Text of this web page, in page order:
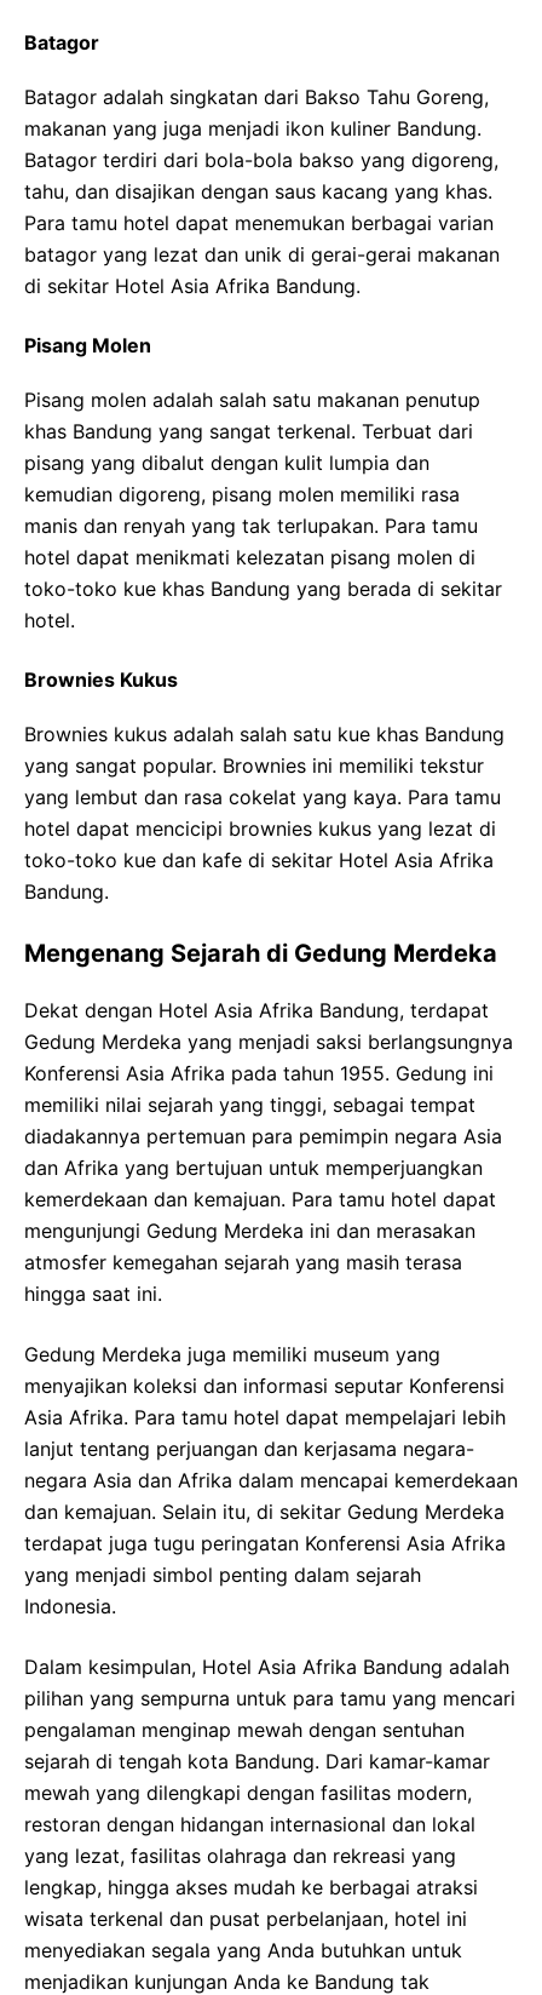
Batagor
Batagor adalah singkatan dari Bakso Tahu Goreng,
makanan yang juga menjadi ikon kuliner Bandung.
Batagor terdiri dari bola-bola bakso yang digoreng,
tahu, dan disajikan dengan saus kacang yang khas.
Para tamu hotel dapat menemukan berbagai varian
batagor yang lezat dan unik di gerai-gerai makanan
di sekitar Hotel Asia Afrika Bandung.
Pisang Molen
Pisang molen adalah salah satu makanan penutup
khas Bandung yang sangat terkenal. Terbuat dari
pisang yang dibalut dengan kulit lumpia dan
kemudian digoreng, pisang molen memiliki rasa
manis dan renyah yang tak terlupakan. Para tamu
hotel dapat menikmati kelezatan pisang molen di
toko-toko kue khas Bandung yang berada di sekitar
hotel.
Brownies Kukus
Brownies kukus adalah salah satu kue khas Bandung
yang sangat popular. Brownies ini memiliki tekstur
yang lembut dan rasa cokelat yang kaya. Para tamu
hotel dapat mencicipi brownies kukus yang lezat di
toko-toko kue dan kafe di sekitar Hotel Asia Afrika
Bandung.
Mengenang Sejarah di Gedung Merdeka
Dekat dengan Hotel Asia Afrika Bandung, terdapat
Gedung Merdeka yang menjadi saksi berlangsungnya
Konferensi Asia Afrika pada tahun 1955. Gedung ini
memiliki nilai sejarah yang tinggi, sebagai tempat
diadakannya pertemuan para pemimpin negara Asia
dan Afrika yang bertujuan untuk memperjuangkan
kemerdekaan dan kemajuan. Para tamu hotel dapat
mengunjungi Gedung Merdeka ini dan merasakan
atmosfer kemegahan sejarah yang masih terasa
hingga saat ini.
Gedung Merdeka juga memiliki museum yang
menyajikan koleksi dan informasi seputar Konferensi
Asia Afrika. Para tamu hotel dapat mempelajari lebih
lanjut tentang perjuangan dan kerjasama negara-
negara Asia dan Afrika dalam mencapai kemerdekaan
dan kemajuan. Selain itu, di sekitar Gedung Merdeka
terdapat juga tugu peringatan Konferensi Asia Afrika
yang menjadi simbol penting dalam sejarah
Indonesia.
Dalam kesimpulan, Hotel Asia Afrika Bandung adalah
pilihan yang sempurna untuk para tamu yang mencari
pengalaman menginap mewah dengan sentuhan
sejarah di tengah kota Bandung. Dari kamar-kamar
mewah yang dilengkapi dengan fasilitas modern,
restoran dengan hidangan internasional dan lokal
yang lezat, fasilitas olahraga dan rekreasi yang
lengkap, hingga akses mudah ke berbagai atraksi
wisata terkenal dan pusat perbelanjaan, hotel ini
menyediakan segala yang Anda butuhkan untuk
menjadikan kunjungan Anda ke Bandung tak